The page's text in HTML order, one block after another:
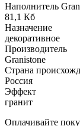
Наполнитель
81,1 Кб
Назначение
декоративное
Производитель
Granistone
Страна
Россия
Эффект
гранит
Оплачивайте